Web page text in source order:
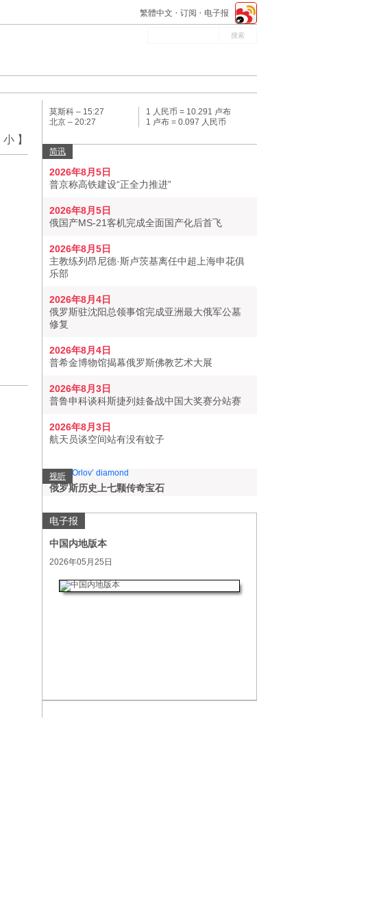
繁體中文 订阅 电子报
小 】
莫斯科 – 15:27
北京 – 20:27
1 人民币 = 10.291 卢布
1 卢布 = 0.097 人民币
简讯
2026年8月5日
普京称高铁建设“正全力推进”
2026年8月5日
俄国产MS-21客机完成全面国产化后首飞
2026年8月5日
主教练列昂尼德·斯卢茨基离任中超上海申花俱
乐部
2026年8月4日
俄罗斯驻沈阳总领事馆完成亚洲最大俄军公墓
修复
2026年8月4日
普希金博物馆揭幕俄罗斯佛教艺术大展
2026年8月3日
普鲁申科谈科斯捷列娃备战中国大奖赛分站赛
2026年8月3日
航天员谈空间站有没有蚊子
视听
俄罗斯历史上七颗传奇宝石
电子报
中国内地版本
2026年05月25日